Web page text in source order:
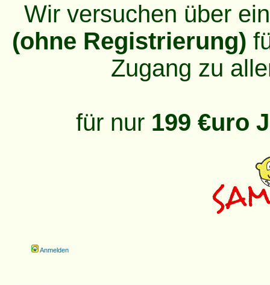
Wir versuchen über
(ohne Registrierung)
Zugang zu
für nur 199 €uro
Anmelden